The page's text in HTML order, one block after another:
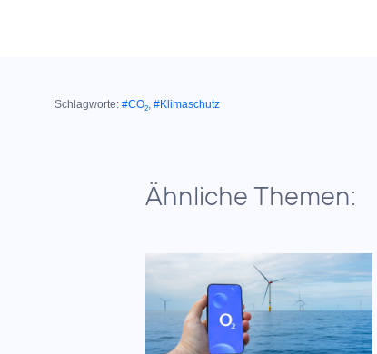
Schlagworte: #CO2, #Klimaschutz
Ähnliche Themen: